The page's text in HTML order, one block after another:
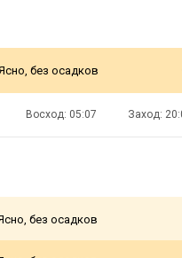
без осадков
Восход: 05:07 Заход:
без осадков